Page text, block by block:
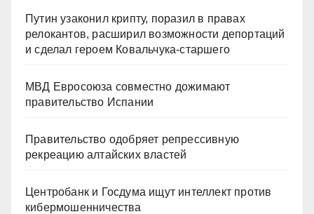
Путин узаконил крипту, поразил в правах
релокантов, расширил возможности депортаций
и сделал героем Ковальчука-старшего
МВД Евросоюза совместно дожимают
правительство Испании
Правительство одобряет репрессивную
рекреацию алтайских властей
Центробанк и Госдума ищут интеллект против
кибермошенничества